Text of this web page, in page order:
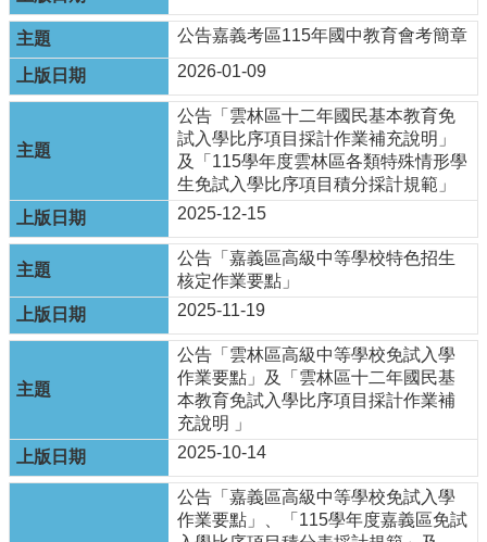
社
大
及
樂
齡
源
項
網
路
報
資
查
詢
公告嘉義考區115年國中教育會考簡章
2026-01-09
公告「雲林區十二年國民基本教育免
試入學比序項目採計作業補充說明」
及「115學年度雲林區各類特殊情形學
生免試入學比序項目積分採計規範」
2025-12-15
公告「嘉義區高級中等學校特色招生
核定作業要點」
2025-11-19
公告「雲林區高級中等學校免試入學
作業要點」及「雲林區十二年國民基
本教育免試入學比序項目採計作業補
充說明 」
2025-10-14
公告「嘉義區高級中等學校免試入學
作業要點」、「115學年度嘉義區免試